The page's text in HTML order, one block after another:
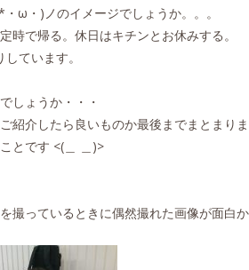
ω・)ノのイメージでしょうか。。。
時で帰る。休日はキチンとお休みする。
ています。
しょうか・・・
紹介したら良いものか最後までまとまり
とです <(＿ ＿)>
撮っているときに偶然撮れた画像が面白